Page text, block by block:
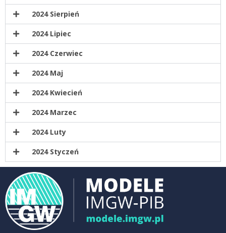
2024 Sierpień
2024 Lipiec
2024 Czerwiec
2024 Maj
2024 Kwiecień
2024 Marzec
2024 Luty
2024 Styczeń